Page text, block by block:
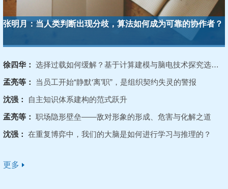
张明月：当人类判断出现分歧，算法如何成为可靠的协作者？
徐四华： 选择过载如何缓解？基于计算建模与脑电技术探究选择集整体偏好的调节作用
孟亮等：
当员工开始“静默‘离’职”，是组织契约失灵的警报
沈强：
自主知识体系建构的范式跃升
孟亮等： 职场隐形壁垒——敌对形象的形成、危害与化解之道
沈强： 在重复博弈中，我们的大脑是如何进行学习与推理的？
更多